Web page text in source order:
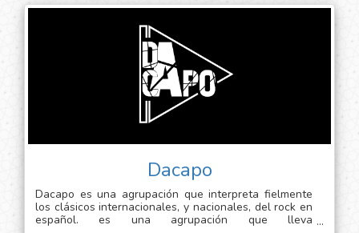
Dacapo
Dacapo es una agrupación que interpreta fielmente
los clásicos internacionales, y nacionales, del rock en
español. es una agrupación que lleva